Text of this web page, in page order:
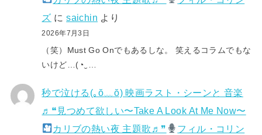
ズ にsaichin より
2026年7月3日
（笑）Must Go Onでもあるしな。 笑えるコラムでもな
いけど…(⁠◔⁠‿⁠…
秒で泣ける(⁠｡⁠ŏ⁠﹏⁠ŏ⁠) 映画ラスト・シーンと 音楽
♬❝見つめて欲しい〜Take A Look At Me Now〜
カリブの熱い夜 主題歌♬❞
フィル・コリン